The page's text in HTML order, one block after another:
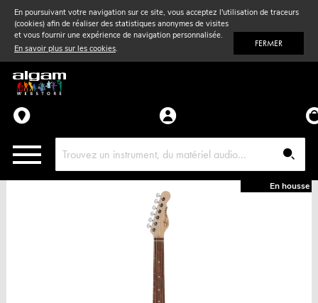
En poursuivant votre navigation sur ce site, vous acceptez l'utilisation de traceurs
(cookies) afin de réaliser des statistiques anonymes de visites
et vous fournir une expérience de navigation personnalisée.
En savoir plus sur les cookies. FERMER
Vent& Violon
Accessoires
Pièces détachées
En housse